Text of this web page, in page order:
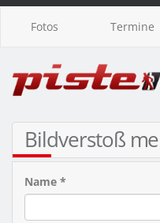
Fotos Termine
Bildverstoß
Name *